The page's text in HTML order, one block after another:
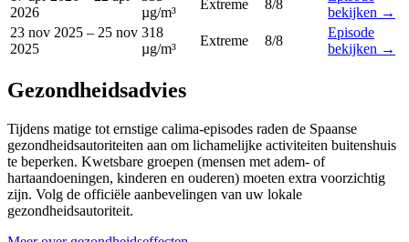
2026
µg/m³
Extreme 8/8
bekijken →
23 nov 2025 – 25 nov
2025
318
µg/m³
Extreme 8/8
Episode
bekijken →
Gezondheidsadvies
Tijdens matige tot ernstige calima-episodes raden de Spaanse
gezondheidsautoriteiten aan om lichamelijke activiteiten buitenshuis
te beperken. Kwetsbare groepen (mensen met adem- of
hartaandoeningen, kinderen en ouderen) moeten extra voorzichtig
zijn. Volg de officiële aanbevelingen van uw lokale
gezondheidsautoriteit.